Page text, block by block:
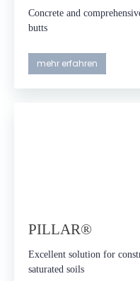
Concrete and
butts
mehr erfahren
PILLAR®
Excellent solution for
saturated soils